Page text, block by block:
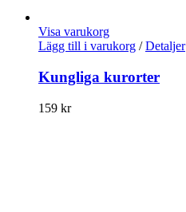
Visa varukorg
Lägg till i varukorg / Detaljer
Kungliga kurorter
159 kr